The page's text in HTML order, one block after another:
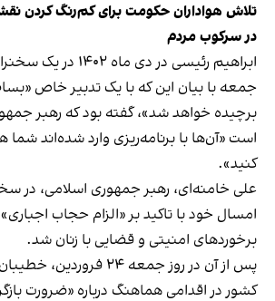
تلاش هواداران حکومت برای کم‌رنگ کردن
در سرکوب‌ مردم
ابراهیم رئیسی در دی‌
جمعه با بیان این که با یک تدبیر خاص
برچیده خواهد شد»، گفته بود که رهبر
است «آن‌ها با برنامه‌ریزی وارد شده‌اند شما
کنید».
علی خامنه‌ای، رهبر جمهوری اسلامی، در
امسال خود با تاکید بر «الزام حجاب اجباری»
برخوردهای امنیتی و قضایی با زنان شد.
پس از آن در روز جمعه ۲۴
کشور در اقدامی هماهنگ درباره «ضرورت